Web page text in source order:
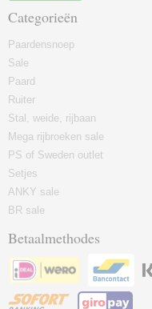
Categorieën
Paardensnoep
Sale
Paard
Ruiter
Stal, weide, rijbaan
Mega rijbroeken sale
PS of Sweden outlet
Setjes
ANKY sale
BR sale
Betaalmethodes